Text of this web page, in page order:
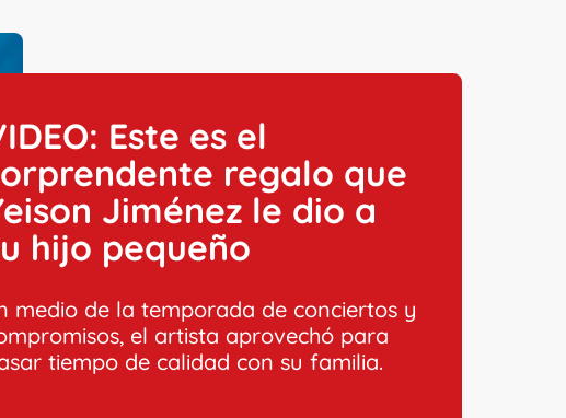
Este es el
regalo que
Jiménez le dio a
hijo pequeño
medio de la temporada de conciertos y
el artista aprovechó para
tiempo de calidad con su familia.